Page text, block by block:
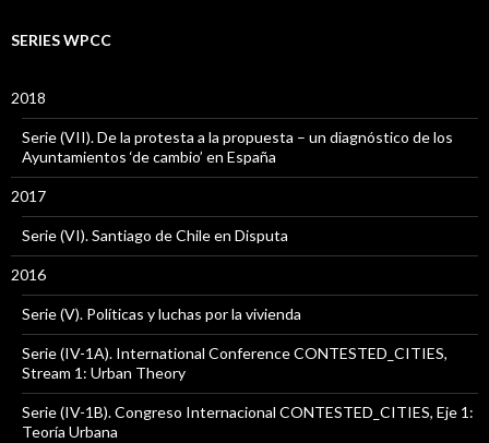
SERIES WPCC
2018
Serie (VII). De la protesta a la propuesta – un diagnóstico de los
Ayuntamientos ‘de cambio’ en España
2017
Serie (VI). Santiago de Chile en Disputa
2016
Serie (V). Políticas y luchas por la vivienda
Serie (IV-1A). International Conference CONTESTED_CITIES,
Stream 1: Urban Theory
Serie (IV-1B). Congreso Internacional CONTESTED_CITIES, Eje 1:
Teoría Urbana